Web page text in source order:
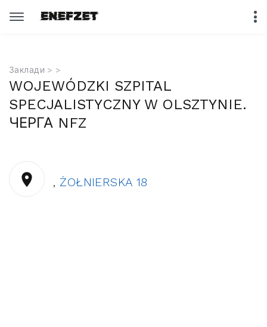
Заклади > >
WOJEWÓDZKI SZPITAL
SPECJALISTYCZNY W OLSZTYNIE.
ЧЕРГА NFZ
,ŻOŁNIERSKA 18